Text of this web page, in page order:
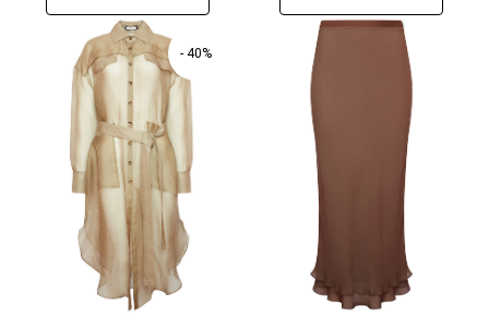
- 40%